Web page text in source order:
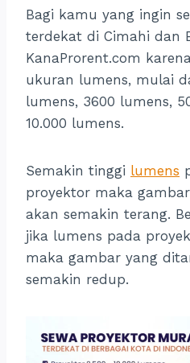
Bagi kamu yang ingin
terdekat di Cimahi dan
KanaProrent.com
ukuran lumens, mulai
lumens, 3600 lumens,
10.000 lumens.
Semakin tinggi lumens
proyektor maka
akan semakin terang.
jika lumens pada
maka gambar yang
semakin redup.